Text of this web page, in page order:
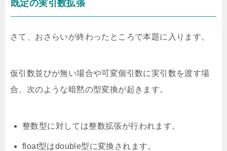
既定の実引数拡張
さて、おさらいが終わったところで本題に入ります。
仮引数並びが無い場合や可変個引数に実引数を渡す場
合、次のような暗黙の型変換が起きます。
整数型に対しては整数拡張が行われます。
float型はdouble型に変換されます。